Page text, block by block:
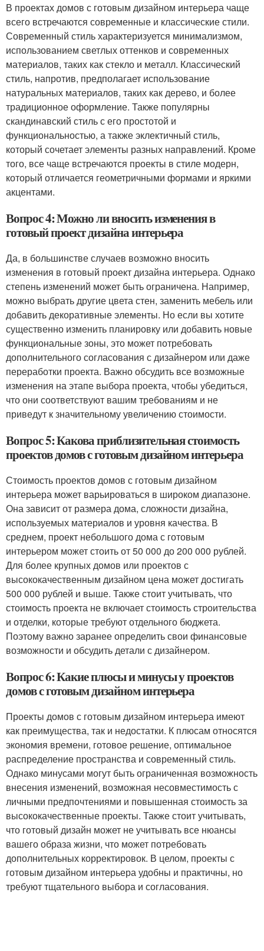
В проектах домов с готовым дизайном интерьера чаще
всего встречаются современные и классические стили.
Современный стиль характеризуется минимализмом,
использованием светлых оттенков и современных
материалов, таких как стекло и металл. Классический
стиль, напротив, предполагает использование
натуральных материалов, таких как дерево, и более
традиционное оформление. Также популярны
скандинавский стиль с его простотой и
функциональностью, а также эклектичный стиль,
который сочетает элементы разных направлений. Кроме
того, все чаще встречаются проекты в стиле модерн,
который отличается геометричными формами и яркими
акцентами.
Вопрос 4: Можно ли вносить изменения в
готовый проект дизайна интерьера
Да, в большинстве случаев возможно вносить
изменения в готовый проект дизайна интерьера. Однако
степень изменений может быть ограничена. Например,
можно выбрать другие цвета стен, заменить мебель или
добавить декоративные элементы. Но если вы хотите
существенно изменить планировку или добавить новые
функциональные зоны, это может потребовать
дополнительного согласования с дизайнером или даже
переработки проекта. Важно обсудить все возможные
изменения на этапе выбора проекта, чтобы убедиться,
что они соответствуют вашим требованиям и не
приведут к значительному увеличению стоимости.
Вопрос 5: Какова приблизительная стоимость
проектов домов с готовым дизайном интерьера
Стоимость проектов домов с готовым дизайном
интерьера может варьироваться в широком диапазоне.
Она зависит от размера дома, сложности дизайна,
используемых материалов и уровня качества. В
среднем, проект небольшого дома с готовым
интерьером может стоить от 50 000 до 200 000 рублей.
Для более крупных домов или проектов с
высококачественным дизайном цена может достигать
500 000 рублей и выше. Также стоит учитывать, что
стоимость проекта не включает стоимость строительства
и отделки, которые требуют отдельного бюджета.
Поэтому важно заранее определить свои финансовые
возможности и обсудить детали с дизайнером.
Вопрос 6: Какие плюсы и минусы у проектов
домов с готовым дизайном интерьера
Проекты домов с готовым дизайном интерьера имеют
как преимущества, так и недостатки. К плюсам относятся
экономия времени, готовое решение, оптимальное
распределение пространства и современный стиль.
Однако минусами могут быть ограниченная возможность
внесения изменений, возможная несовместимость с
личными предпочтениями и повышенная стоимость за
высококачественные проекты. Также стоит учитывать,
что готовый дизайн может не учитывать все нюансы
вашего образа жизни, что может потребовать
дополнительных корректировок. В целом, проекты с
готовым дизайном интерьера удобны и практичны, но
требуют тщательного выбора и согласования.